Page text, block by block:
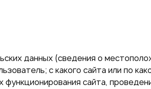
данных (сведения о
с какого сайта или по
сайта,